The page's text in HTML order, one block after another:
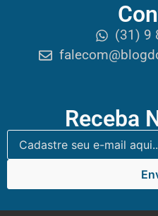
(31) 9
Receba